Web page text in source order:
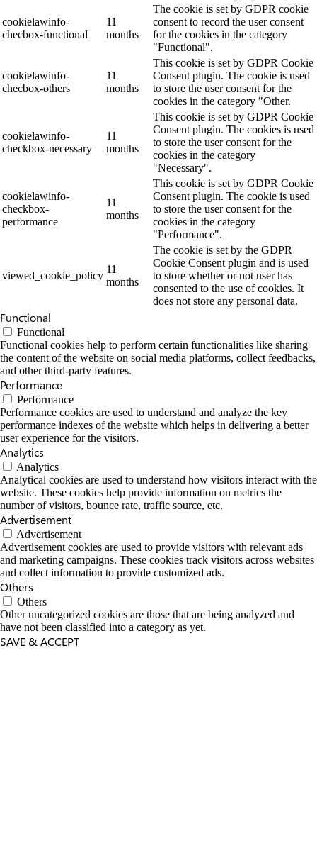
cookielawinfo-
checbox-functional
11
months
The cookie is set by GDPR cookie
consent to record the user consent
for the cookies in the category
"Functional".
cookielawinfo-
checbox-others
11
months
This cookie is set by GDPR Cookie
Consent plugin. The cookie is used
to store the user consent for the
cookies in the category "Other.
cookielawinfo-
checkbox-necessary
11
months
This cookie is set by GDPR Cookie
Consent plugin. The cookies is used
to store the user consent for the
cookies in the category
"Necessary".
cookielawinfo-
checkbox-
performance
11
months
This cookie is set by GDPR Cookie
Consent plugin. The cookie is used
to store the user consent for the
cookies in the category
"Performance".
viewed_cookie_policy
11
months
The cookie is set by the GDPR
Cookie Consent plugin and is used
to store whether or not user has
consented to the use of cookies. It
does not store any personal data.
Functional
Functional
Functional cookies help to perform certain functionalities like sharing
the content of the website on social media platforms, collect feedbacks,
and other third-party features.
Performance
Performance
Performance cookies are used to understand and analyze the key
performance indexes of the website which helps in delivering a better
user experience for the visitors.
Analytics
Analytics
Analytical cookies are used to understand how visitors interact with the
website. These cookies help provide information on metrics the
number of visitors, bounce rate, traffic source, etc.
Advertisement
Advertisement
Advertisement cookies are used to provide visitors with relevant ads
and marketing campaigns. These cookies track visitors across websites
and collect information to provide customized ads.
Others
Others
Other uncategorized cookies are those that are being analyzed and
have not been classified into a category as yet.
SAVE & ACCEPT